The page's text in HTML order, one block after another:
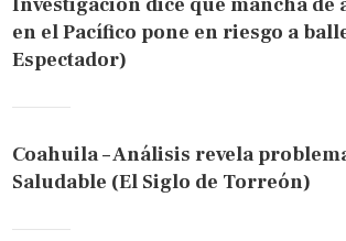
en el Pacífico pone en riesgo a
Espectador)
Coahuila – Análisis revela
Saludable (El Siglo de Torreón)